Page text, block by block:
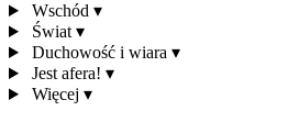
Wschód ▾
Świat ▾
Duchowość i wiara ▾
Jest afera! ▾
Więcej ▾